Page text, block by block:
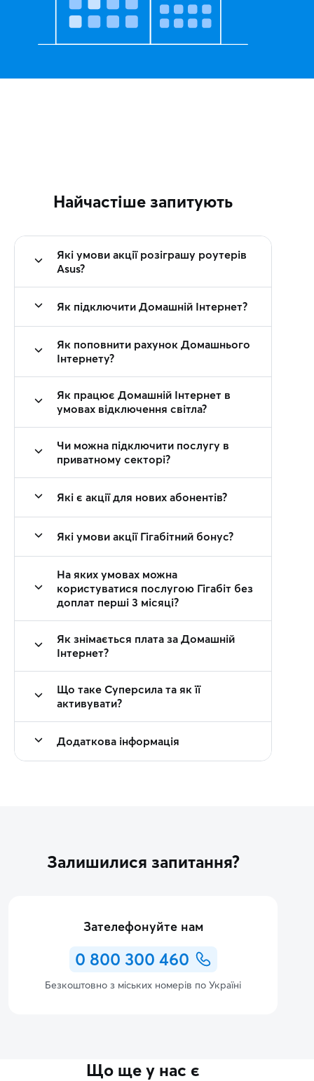
Найчастіше запитують
Які умови акції розіграшу роутерів
Asus?
Як підключити Домашній Інтернет?
Як поповнити рахунок Домашнього
Інтернету?
Як працює Домашній Інтернет в
умовах відключення світла?
Чи можна підключити послугу в
приватному секторі?
Які є акції для нових абонентів?
Які умови акції Гігабітний бонус?
На яких умовах можна
користуватися послугою Гігабіт без
доплат перші 3 місяці?
Як знімається плата за Домашній
Інтернет?
Що таке Суперсила та як її
активувати?
Додаткова інформація
Залишилися запитання?
Зателефонуйте нам
0 800 300 460
Безкоштовно з міських номерів по Україні
Що ще у нас є